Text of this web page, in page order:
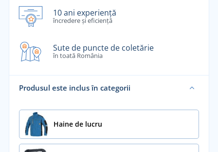
10 ani experiență
încredere și eficiență
Sute de puncte de coletărie
în toată România
Produsul este inclus în categorii
Haine de lucru